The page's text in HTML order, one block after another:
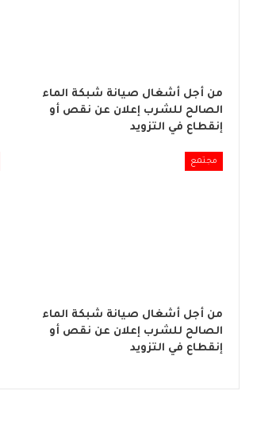
من أجل أشغال صيانة شبكة الماء
الصالح للشرب إعلان عن نقص أو
إنقطاع في التزويد
مجتمع
من أجل أشغال صيانة شبكة الماء
الصالح للشرب إعلان عن نقص أو
إنقطاع في التزويد